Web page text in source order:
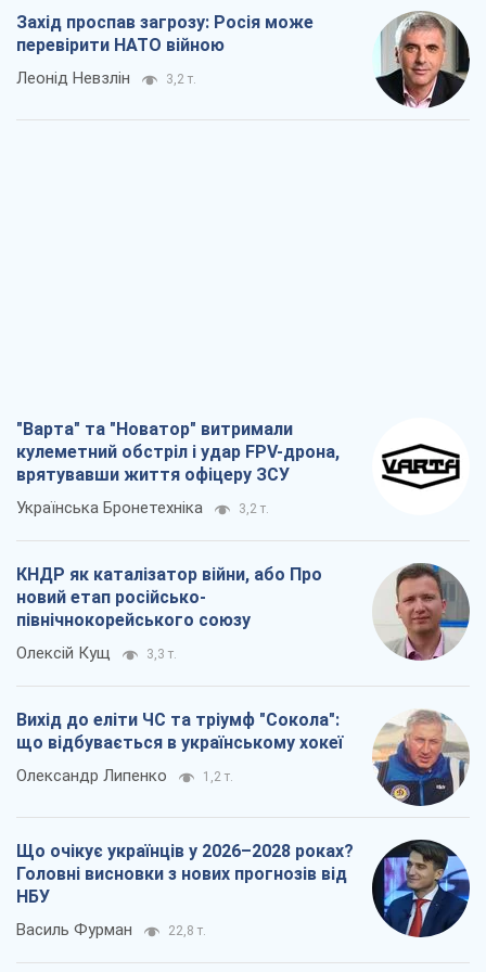
Захід проспав загрозу: Росія може
перевірити НАТО війною
Леонід Невзлін 3,2 т.
"Варта" та "Новатор" витримали
кулеметний обстріл і удар FPV-дрона,
врятувавши життя офіцеру ЗСУ
Українська Бронетехніка 3,2 т.
КНДР як каталізатор війни, або Про
новий етап російсько-
північнокорейського союзу
Олексій Кущ 3,3 т.
Вихід до еліти ЧС та тріумф "Сокола":
що відбувається в українському хокеї
Олександр Липенко 1,2 т.
Що очікує українців у 2026–2028 роках?
Головні висновки з нових прогнозів від
НБУ
Василь Фурман 22,8 т.